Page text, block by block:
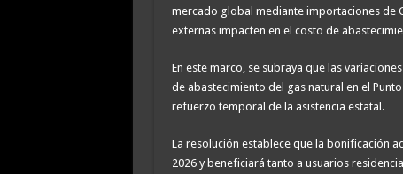
mercado global mediante importaciones de
externas impacten en el costo de
En este marco, se subraya que las
de abastecimiento del gas natural en el
refuerzo temporal de la asistencia estatal.
La resolución establece que la bonificación
2026 y beneficiará tanto a usuarios